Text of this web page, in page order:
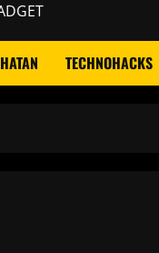
TECHNOHACKS